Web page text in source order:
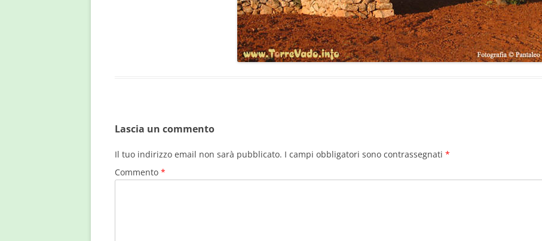
Lascia un commento
Il tuo indirizzo email non sarà pubblicato. I campi obbligatori sono contrassegnati *
Commento *